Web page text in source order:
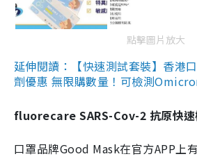
點擊圖片放大
延伸閱讀：【快速測試套裝】香港
劑優惠 無限購數量！可檢測
fluorecare SARS-Cov-2 抗原快速
口罩品牌Good Mask在官方APP上